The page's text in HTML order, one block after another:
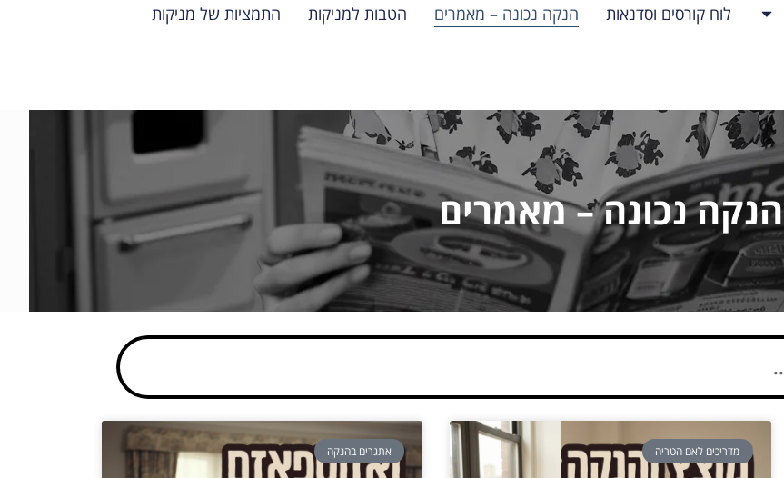
לוח קורסים וסדנאות הנקה נכונה – מאמרים הטבות למניקות
התמציות של מניקות
הנקה נכונה – מאמרים
מדריכים לאם הטריה אתגרים בהנקה